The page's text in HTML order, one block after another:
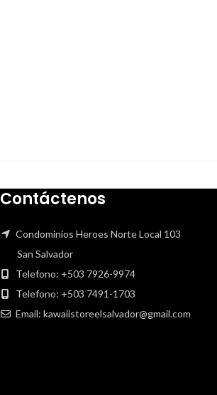
Contáctenos
Condominios Heroes Norte Local 103
San Salvador
Telefono: +503 7926-9974
Telefono: +503 7491-1703
Email: kawaiistoreelsalvador@gmail.com